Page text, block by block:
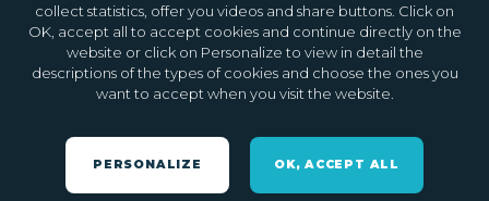
Inscrivez-vous à la newsletter
Ok
collect statistics, offer you videos and share buttons. Click on
OK, accept all to accept cookies and continue directly on the
website or click on Personalize to view in detail the
descriptions of the types of cookies and choose the ones you
want to accept when you visit the website.
PERSONALIZE OK, ACCEPT ALL